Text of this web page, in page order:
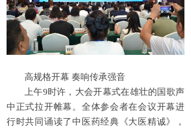
高规格开幕 奏响传承强音
上午9时许，大会开幕式在雄壮的国歌声
中正式拉开帷幕。全体参会者在会议开幕进
行时共同诵读了中医药经典《大医精诚》，